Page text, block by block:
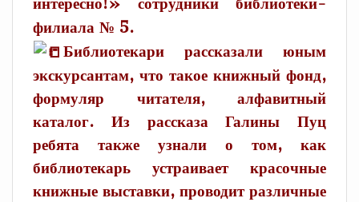
филиала № 5.
Библиотекари рассказали юным
экскурсантам, что такое книжный фонд,
формуляр читателя, алфавитный
каталог. Из рассказа Галины Пуц
ребята также узнали о том, как
библиотекарь устраивает красочные
книжные выставки, проводит различные